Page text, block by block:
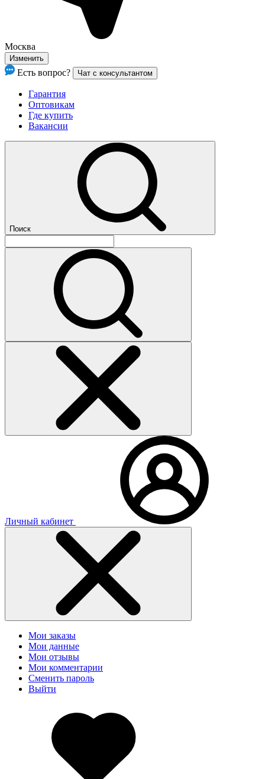
Москва
Изменить
Есть вопрос? Чат с консультантом
Гарантия
Оптовикам
Где купить
Вакансии
Поиск
Личный кабинет
Мои заказы
Мои данные
Мои отзывы
Мои комментарии
Сменить пароль
Выйти